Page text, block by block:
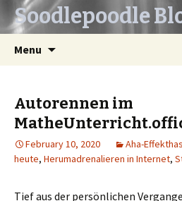
Soodlepoodle
Menu
Autorennen im
February 10, 2020 Aha-
heute, Herumadrenalieren in Internet,
Tief aus der persönlichen